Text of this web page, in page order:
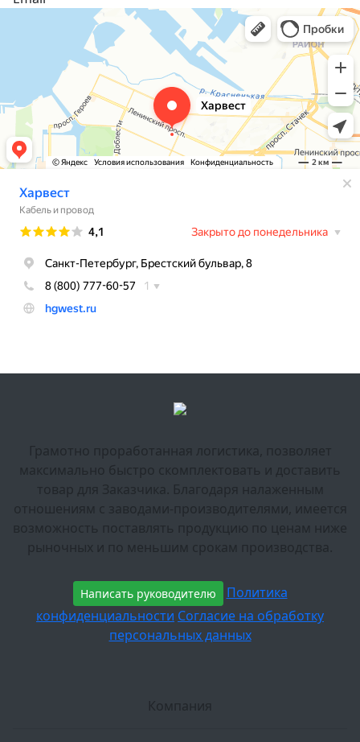
Грамотно проработанная логистика, позволяет
максимально быстро скомплектовать и доставить
товар для Заказчика. Благодаря налаженным
отношениям с заводами-производителями, имеется
возможность поставлять продукцию по ценам ниже
рыночных и по меньшим срокам производства.
Написать руководителю
Политика
конфиденциальности Согласие на обработку
персональных данных
Компания